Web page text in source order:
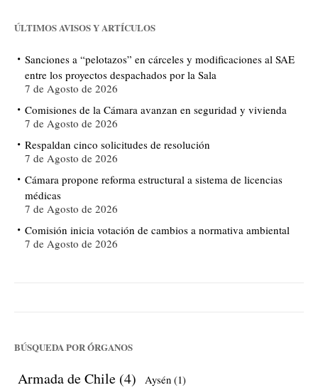
ÚLTIMOS AVISOS Y ARTÍCULOS
Sanciones a “pelotazos” en cárceles y modificaciones al SAE
entre los proyectos despachados por la Sala
7 de Agosto de 2026
Comisiones de la Cámara avanzan en seguridad y vivienda
7 de Agosto de 2026
Respaldan cinco solicitudes de resolución
7 de Agosto de 2026
Cámara propone reforma estructural a sistema de licencias
médicas
7 de Agosto de 2026
Comisión inicia votación de cambios a normativa ambiental
7 de Agosto de 2026
BÚSQUEDA POR ÓRGANOS
Armada de Chile (4) Aysén (1)